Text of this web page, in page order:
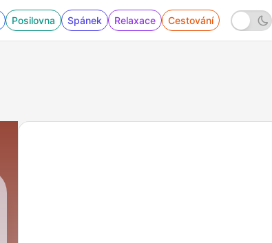
Posilovna Spánek Relaxace Cestování